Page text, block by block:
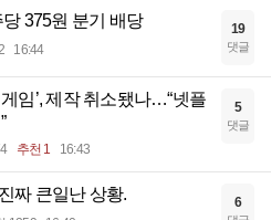
375원 분기 배당
16:44
19
댓글
임’, 제작 취소됐나…“넷플
추천 1 16:43
5
댓글
짜 큰일난 상황. 6